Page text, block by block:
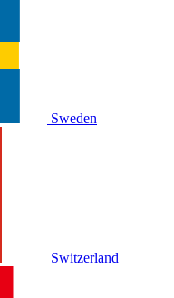
Sweden
Switzerland